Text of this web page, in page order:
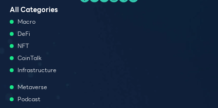
All Categories
Macro
DeFi
NFT
CoinTalk
Infrastructure
Metaverse
Podcast